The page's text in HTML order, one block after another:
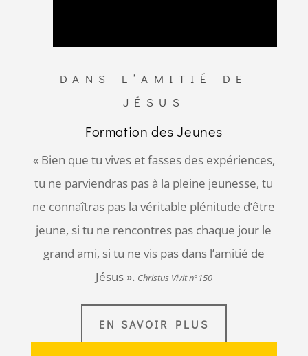
DANS L’AMITIÉ DE
JÉSUS
Formation des Jeunes
« Bien que tu vives et fasses des expériences,
tu ne parviendras pas à la pleine jeunesse, tu
ne connaîtras pas la véritable plénitude d’être
jeune, si tu ne rencontres pas chaque jour le
grand ami, si tu ne vis pas dans l’amitié de
Jésus ». Christus Vivit n°150
EN SAVOIR PLUS